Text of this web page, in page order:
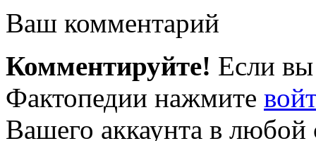
Ваш комментарий
Комментируйте! Если вы
Фактопедии нажмите
Вашего аккаунта в любой